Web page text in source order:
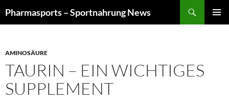
Inhalt
Pharmasports – Sportnahrung News
AMINOSÄURE
TAURIN – EIN WICHTIGES
SUPPLEMENT